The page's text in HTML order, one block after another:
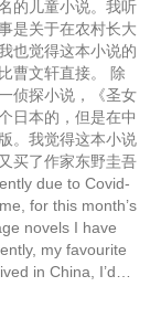
的儿童小说。我听
是关于在农村长大
也觉得这本小说的
曹文轩直接。 除
侦探小说，《圣女
日本的，但是在中
。我觉得这本小说
买了作家东野圭吾
due to Covid-
for this month’s
novels I have
my favourite
in China, I’d…